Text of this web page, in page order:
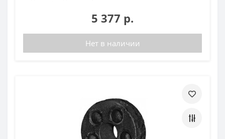
5 377 р.
Нет в наличии